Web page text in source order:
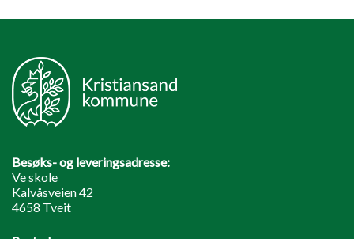
Besøks- og leveringsadresse:
Ve skole
Kalvåsveien 42
4658 Tveit